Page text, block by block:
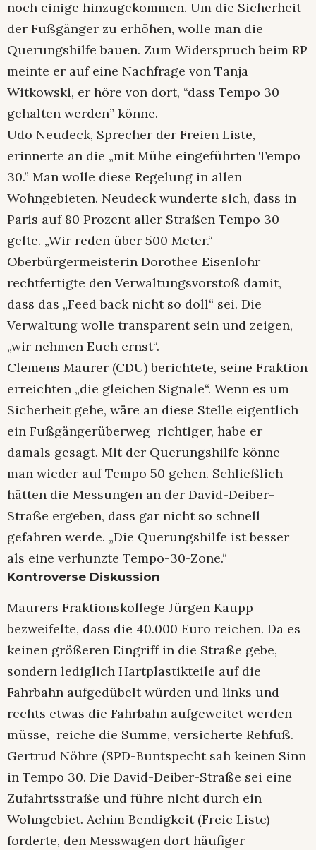
noch einige hinzugekommen. Um die Sicherheit
der Fußgänger zu erhöhen, wolle man die
Querungshilfe bauen. Zum Widerspruch beim RP
meinte er auf eine Nachfrage von Tanja
Witkowski, er höre von dort, “dass Tempo 30
gehalten werden” könne.
Udo Neudeck, Sprecher der Freien Liste,
erinnerte an die „mit Mühe eingeführten Tempo
30.” Man wolle diese Regelung in allen
Wohngebieten. Neudeck wunderte sich, dass in
Paris auf 80 Prozent aller Straßen Tempo 30
gelte. „Wir reden über 500 Meter.“
Oberbürgermeisterin Dorothee Eisenlohr
rechtfertigte den Verwaltungsvorstoß damit,
dass das „Feed back nicht so doll“ sei. Die
Verwaltung wolle transparent sein und zeigen,
„wir nehmen Euch ernst“.
Clemens Maurer (CDU) berichtete, seine Fraktion
erreichten „die gleichen Signale“. Wenn es um
Sicherheit gehe, wäre an diese Stelle eigentlich
ein Fußgängerüberweg richtiger, habe er
damals gesagt. Mit der Querungshilfe könne
man wieder auf Tempo 50 gehen. Schließlich
hätten die Messungen an der David-Deiber-
Straße ergeben, dass gar nicht so schnell
gefahren werde. „Die Querungshilfe ist besser
als eine verhunzte Tempo-30-Zone.“
Kontroverse Diskussion
Maurers Fraktionskollege Jürgen Kaupp
bezweifelte, dass die 40.000 Euro reichen. Da es
keinen größeren Eingriff in die Straße gebe,
sondern lediglich Hartplastikteile auf die
Fahrbahn aufgedübelt würden und links und
rechts etwas die Fahrbahn aufgeweitet werden
müsse, reiche die Summe, versicherte Rehfuß.
Gertrud Nöhre (SPD-Buntspecht sah keinen Sinn
in Tempo 30. Die David-Deiber-Straße sei eine
Zufahrtsstraße und führe nicht durch ein
Wohngebiet. Achim Bendigkeit (Freie Liste)
forderte, den Messwagen dort häufiger